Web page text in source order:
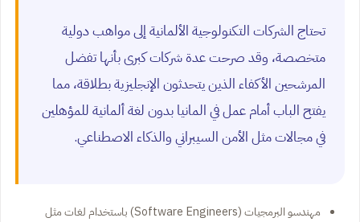
تحتاج الشركات التكنولوجية الألمانية إلى مواهب دولية
متخصصة، وقد صرحت عدة شركات كبرى بأنها تفضل
المرشحين الأكفاء الذين يتحدثون الإنجليزية بطلاقة، مما
يفتح الباب أمام عمل في المانيا بدون لغة ألمانية للمؤهلين
في مجالات مثل الأمن السيبراني والذكاء الاصطناعي.
مهندسو البرمجيات (Software Engineers) باستخدام لغات مثل